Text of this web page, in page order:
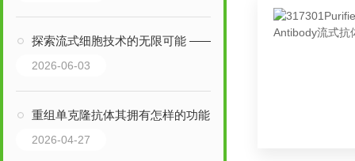
探索流式细胞技术的无限可能 —— BD Pharmingen 流式抗体
2026-06-03
重组单克隆抗体其拥有怎样的功能呢？
2026-04-27